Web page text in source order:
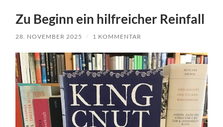
Zu Beginn ein hilfreicher Reinfall
28. NOVEMBER 2025 / 1 KOMMENTAR